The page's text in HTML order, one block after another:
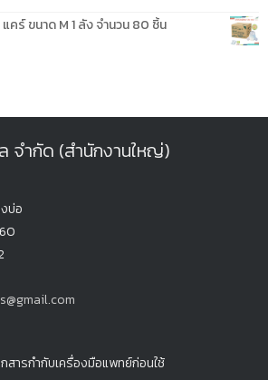
ร์ ขนาด M 1 ลัง จำนวน 80 ชิ้น
จำกัด (สำนักงานใหญ่)
บ่อ
สารกำกับเครื่องมือแพทย์ก่อนใช้